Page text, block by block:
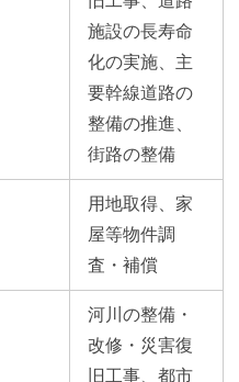
施設の長寿命
化の実施、主
要幹線道路の
整備の推進、
街路の整備
用地取得、家
屋等物件調
査・補償
河川の整備・
改修・災害復
旧工事、都市